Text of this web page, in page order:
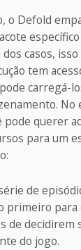
o Defold
casos,
tem
carregá-
No
pode querer
para um
de
primeiro para
de decidirem
do jogo.